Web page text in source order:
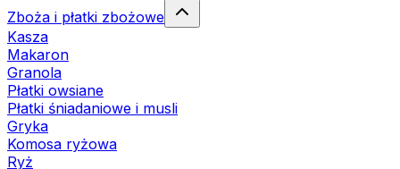
Zboża i płatki zbożowe
Kasza
Makaron
Granola
Płatki owsiane
Płatki śniadaniowe i musli
Gryka
Komosa ryżowa
Ryż